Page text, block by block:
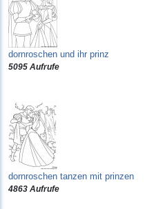
dornroschen und ihr prinz
5095 Aufrufe
dornroschen tanzen mit prinzen
4863 Aufrufe